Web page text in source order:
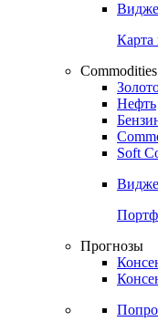
Карта
Commodities
Нефть
Soft
Прогнозы